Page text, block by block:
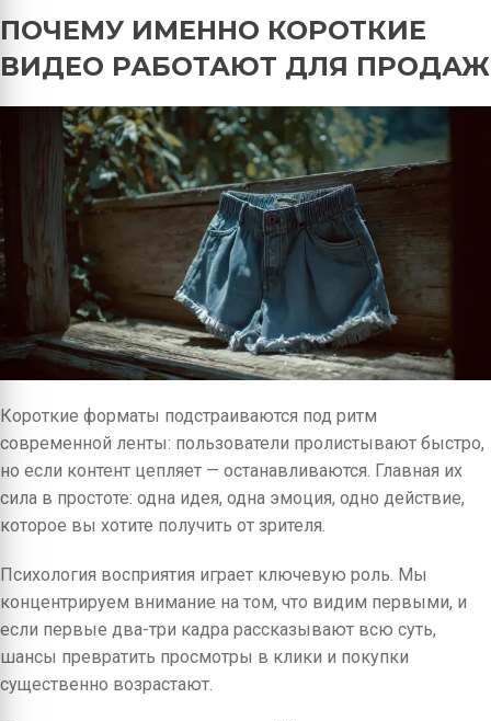
ПОЧЕМУ ИМЕННО КОРОТКИЕ
ВИДЕО РАБОТАЮТ ДЛЯ ПРОДАЖ
Короткие форматы подстраиваются под ритм
современной ленты: пользователи пролистывают быстро,
но если контент цепляет — останавливаются. Главная их
сила в простоте: одна идея, одна эмоция, одно действие,
которое вы хотите получить от зрителя.
Психология восприятия играет ключевую роль. Мы
концентрируем внимание на том, что видим первыми, и
если первые два-три кадра рассказывают всю суть,
шансы превратить просмотры в клики и покупки
существенно возрастают.